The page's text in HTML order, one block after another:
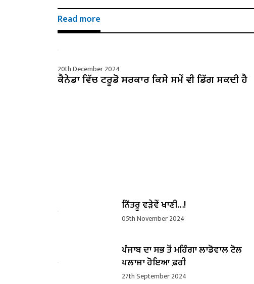
Read more
20th December 2024
ਕੈਨੇਡਾ ਵਿੱਚ ਟਰੂਡੋ ਸਰਕਾਰ ਕਿਸੇ ਸਮੇਂ ਵੀ ਡਿੱਗ ਸਕਦੀ ਹੈ
ਨਿੱਤਰੂ ਵੜੇਵੇਂ ਖਾਣੀ…!
05th November 2024
ਪੰਜਾਬ ਦਾ ਸਭ ਤੋਂ ਮਹਿੰਗਾ ਲਾਡੋਵਾਲ ਟੋਲ
ਪਲਾਜ਼ਾ ਹੋਇਆ ਫ਼ਰੀ
27th September 2024